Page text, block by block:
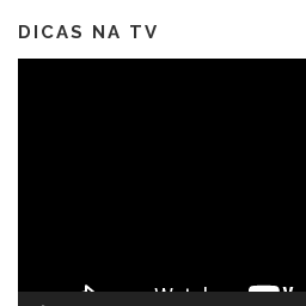
DICAS NA TV